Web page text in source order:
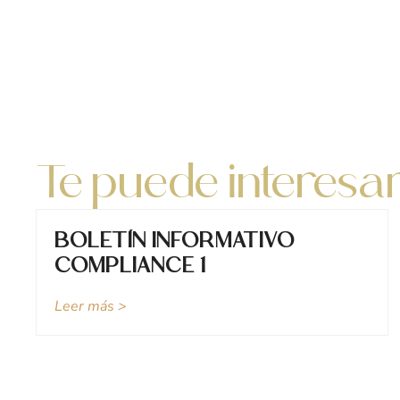
Te puede
BOLETÍN INFORMATIVO
COMPLIANCE 1
Leer más >